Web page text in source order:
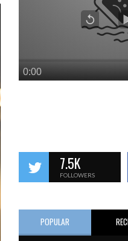
7.5K
FOLLOWERS
POPULAR